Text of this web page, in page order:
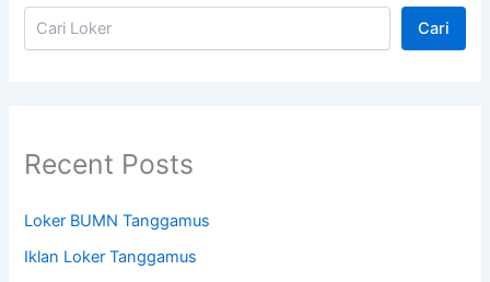
Cari
Recent Posts
Loker BUMN Tanggamus
Iklan Loker Tanggamus